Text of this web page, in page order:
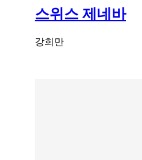
스위스 제네바
강희만